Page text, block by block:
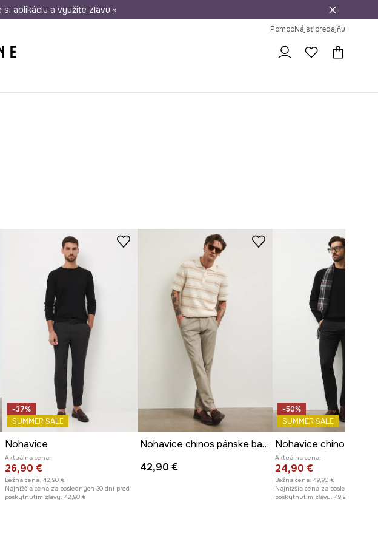
hodín 30 dní na vrátenie tovaru
si aplikáciu a využite zľavu »
PomocNájsť predajňu
-37%
SUMMER SALE
Nohavice
Aktuálna cena:
26,90 €
Bežná cena: 42,90 €
Najnižšia cena za posledných 30 dní pred
poskytnutím zľavy: 42,90 €
Nohavice chinos pánske bavlnené s elastanom
42,90 €
-50%
SUMMER SALE
Nohavice chino hladké
Aktuálna cena:
24,90 €
Bežná cena: 49,90 €
Najnižšia cena za posledných 30
poskytnutím zľavy: 49,90 €